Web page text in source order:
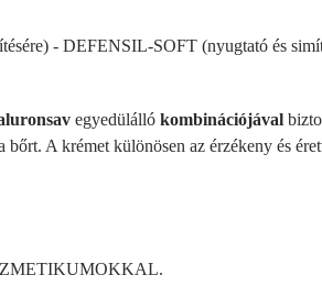
- DEFENSIL-SOFT (nyugtató és
egyedülálló kombinációjával
bőrt. A krémet különösen az érzékeny és